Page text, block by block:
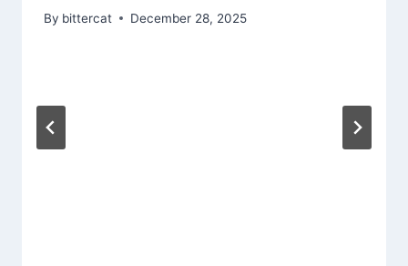
By bittercat December 28, 2025